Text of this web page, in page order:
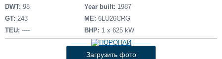
Пульс
Новости
Компании
Репутация
Доска объявлений
Продажа флота
Оборудование
Изделия
Материалы
DWT: 98
GT: 243
TEU: ----
Year built: 1987
ME: 6LU26CRG
BHP: 1 х 625 kW
Загрузить фото